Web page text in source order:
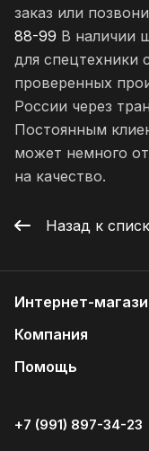
заказ или
88-99 В наличии
для спецтехники
проверенных
России через
Постоянным
может немного
на качество.
Назад к
Интернет-
Компания
Помощь
+7 (991) 897-34-23